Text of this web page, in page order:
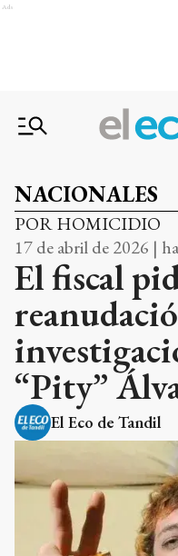
Ads
NACIONALES
POR HOMICIDIO
17 de abril de 2026 |
El fiscal
“Pity”
El Eco de Tandil